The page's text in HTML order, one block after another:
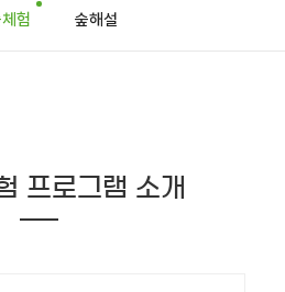
험 숲해설
프로그램 소개